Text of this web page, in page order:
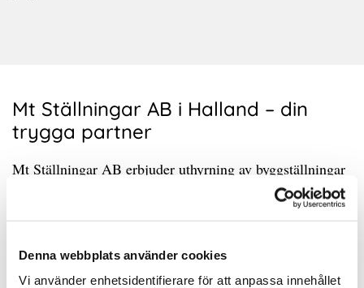
Denna webbplats använder cookies
Vi använder enhetsidentifierare för att anpassa innehållet
Mt Ställningar AB i Halland – din
trygga partner
Mt Ställningar AB erbjuder uthyrning av byggställningar
i orter som Halmstad, Hyltebruk, Falkenberg, Varberg ,
Kungsbacka och andra orter i Halland. Med fokus på
byggföretag att skapa säkra arbetsmiljöer där jobbet kan